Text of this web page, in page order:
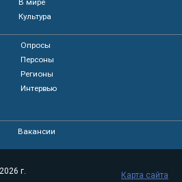
В мире
Культура
Опросы
Персоны
Регионы
Интервью
Вакансии
г.
Карта сайта